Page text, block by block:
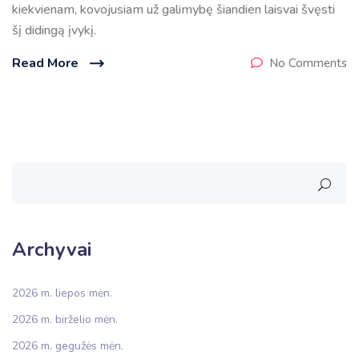
kiekvienam, kovojusiam už galimybę šiandien laisvai švęsti
šį didingą įvykį.
Read More
No Comments
Archyvai
2026 m. liepos mėn.
2026 m. birželio mėn.
2026 m. gegužės mėn.